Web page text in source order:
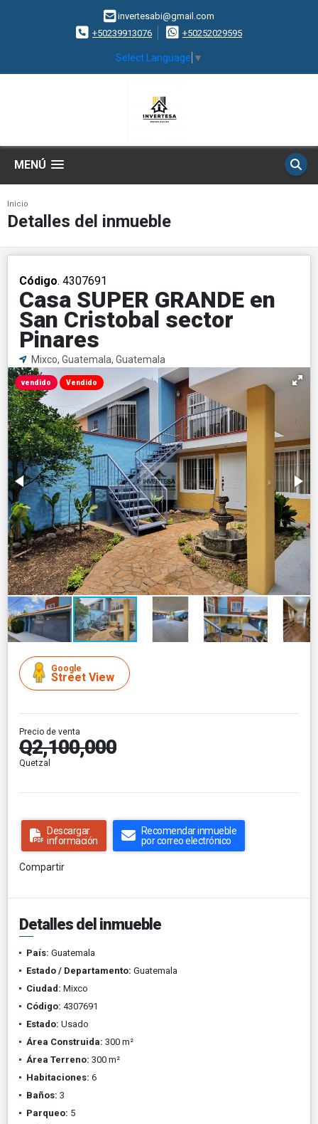
invertesabi@gmail.com
+50239913076
+50252029595
Select Language ▼
MENÚ
Inicio
Detalles del inmueble
Código. 4307691
Casa SUPER GRANDE en
San Cristobal sector
Pinares
Mixco, Guatemala, Guatemala
vendido Vendido
Google
Street View
Precio de venta
Q2,100,000
Quetzal
Descargar
información
Recomendar inmueble
por correo electrónico
Compartir
Detalles del inmueble
País: Guatemala
Estado / Departamento: Guatemala
Ciudad: Mixco
Código: 4307691
Estado: Usado
Área Construida: 300 m²
Área Terreno: 300 m²
Habitaciones: 6
Baños: 3
Parqueo: 5